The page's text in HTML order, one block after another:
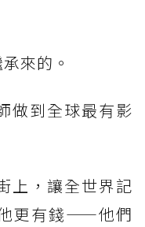
來的。
做到全球最有影
上，讓全世界記
更有錢——他們